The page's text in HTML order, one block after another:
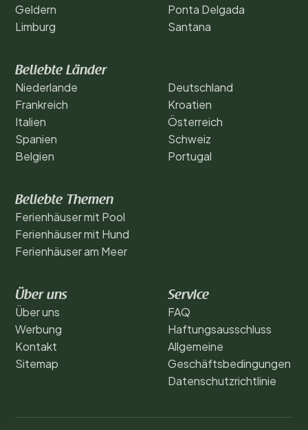
Geldern
Limburg
Ponta Delgada
Santana
Beliebte Länder
Niederlande
Frankreich
Italien
Spanien
Belgien
Deutschland
Kroatien
Österreich
Schweiz
Portugal
Beliebte Themen
Ferienhäuser mit Pool
Ferienhäuser mit Hund
Ferienhäuser am Meer
Über uns
Über uns
Werbung
Kontakt
Sitemap
Service
FAQ
Haftungsausschluss
Allgemeine
Geschäftsbedingungen
Datenschutzrichtlinie